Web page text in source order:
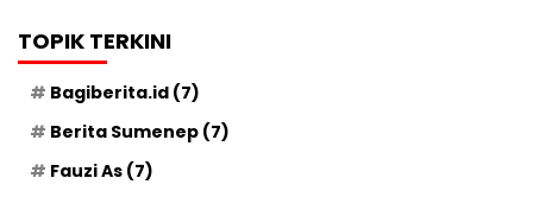
TOPIK TERKINI
Bagiberita.id (7)
Berita Sumenep (7)
Fauzi As (7)